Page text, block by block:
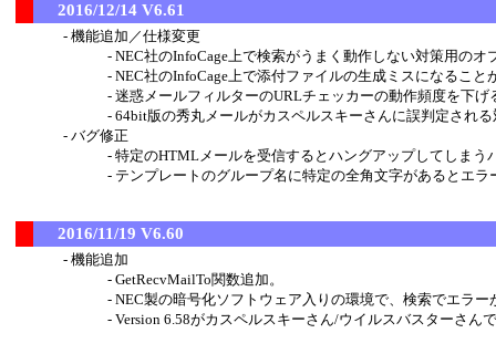
2016/12/14 V6.61
機能追加／仕様変更
NEC社のInfoCage上で検索がうまく動作しない対策用のオ
NEC社のInfoCage上で添付ファイルの生成ミスになること
迷惑メールフィルターのURLチェッカーの動作頻度を下
64bit版の秀丸メールがカスペルスキーさんに誤判定され
バグ修正
特定のHTMLメールを受信するとハングアップしてしまう
テンプレートのグループ名に特定の全角文字があるとエラ
2016/11/19 V6.60
機能追加
GetRecvMailTo関数追加。
NEC製の暗号化ソフトウェア入りの環境で、検索でエラー
Version 6.58がカスペルスキーさん/ウイルスバスターさん